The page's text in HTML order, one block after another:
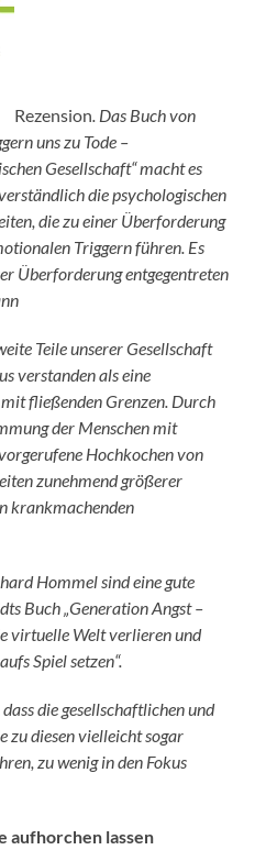
Rezension . Das Buch von
uns zu Tode –
Gesellschaft“ macht es
die psychologischen
die zu einer Überforderung
Triggern führen. Es
Überforderung entgegentreten
Teile unserer Gesellschaft
verstanden als eine
fließenden Grenzen. Durch
der Menschen mit
Hochkochen von
zunehmend größerer
krankmachenden
Hommel sind eine gute
Buch „Generation Angst –
virtuelle Welt verlieren und
Spiel setzen“.
die gesellschaftlichen und
zu diesen vielleicht sogar
zu wenig in den Fokus
aufhorchen lassen